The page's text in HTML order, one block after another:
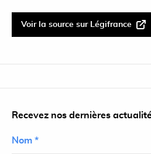
Voir la source sur Légifrance
Recevez nos dernières
Nom *